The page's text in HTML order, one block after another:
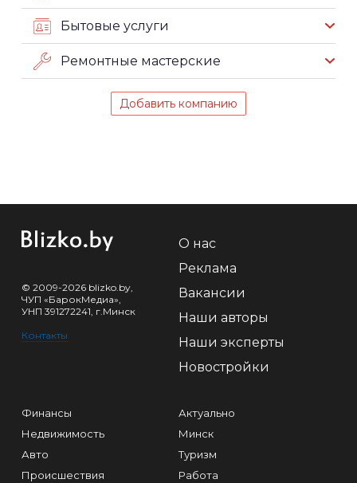
Бытовые услуги
Ремонтные мастерские
Добавить компанию
© 2009-2026 blizko.by,
ЧУП «БарокМедиа»,
УНП 391272241, г.Минск
Контакты
О нас
Реклама
Вакансии
Наши авторы
Наши эксперты
Новостройки
Финансы
Недвижимость
Авто
Происшествия
Актуально
Минск
Туризм
Работа